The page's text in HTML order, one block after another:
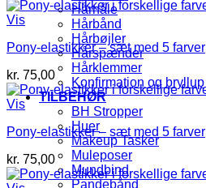
Hårnåle
Hårbånd
Hårbøjler
Hårspænder
Hårklemmer
Konfirmation og bryllup
TILBEHØR
BH Stropper
Huer
Makeup Tasker
Muleposer
Mundbind
Pandebånd
Vis
Pony-elastikker – sæt med 5 farver
kr. 75,00
Vis
Pony-elastikker – sæt med 5 farver
kr. 75,00